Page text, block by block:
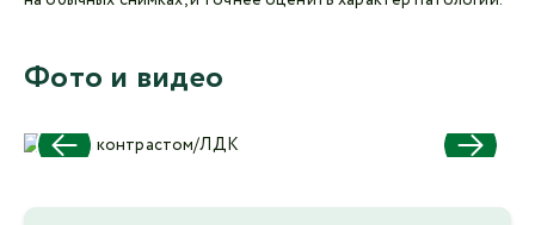
Фото и видео